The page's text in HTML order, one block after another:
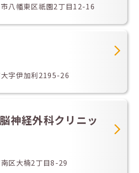
八幡東区祇園2丁目12-16
字伊加利2195-26
神経外科クリニッ
区大楠2丁目8-29